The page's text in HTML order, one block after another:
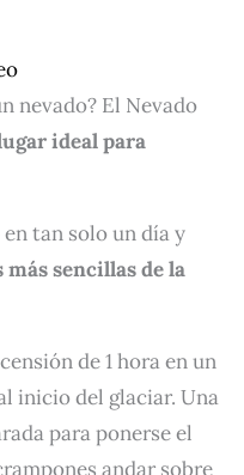
nevado? El Nevado
ideal para
en tan solo un día y
más sencillasde la
de 1 hora en un
inicio del glaciar. Una
para ponerse el
andar sobre